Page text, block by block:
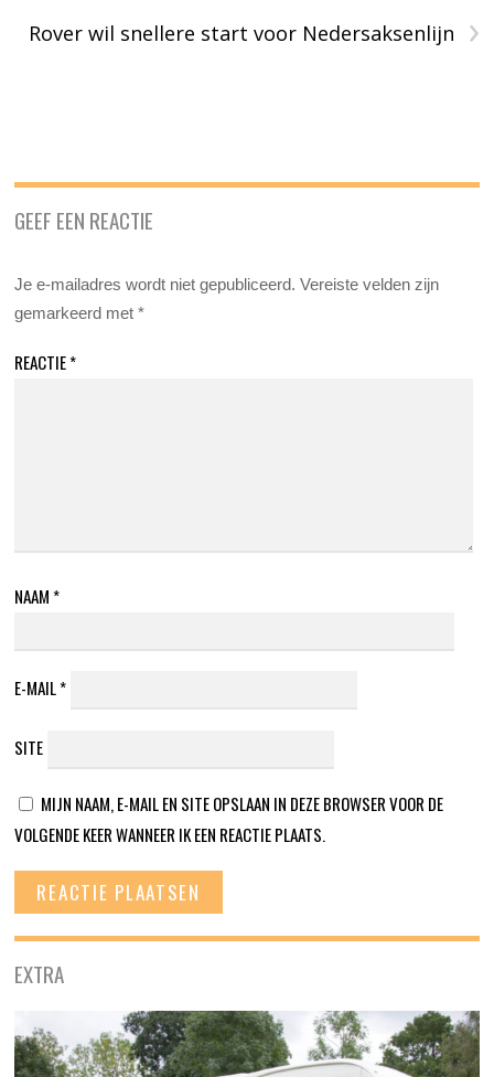
›
Rover wil snellere start voor Nedersaksenlijn
GEEF EEN REACTIE
Je e-mailadres wordt niet gepubliceerd. Vereiste velden zijn
gemarkeerd met*
REACTIE*
NAAM *
E-MAIL*
SITE
MIJN NAAM, E-MAIL EN SITE OPSLAAN IN DEZE BROWSER VOOR DE
VOLGENDE KEER WANNEER IK EEN REACTIE PLAATS.
EXTRA